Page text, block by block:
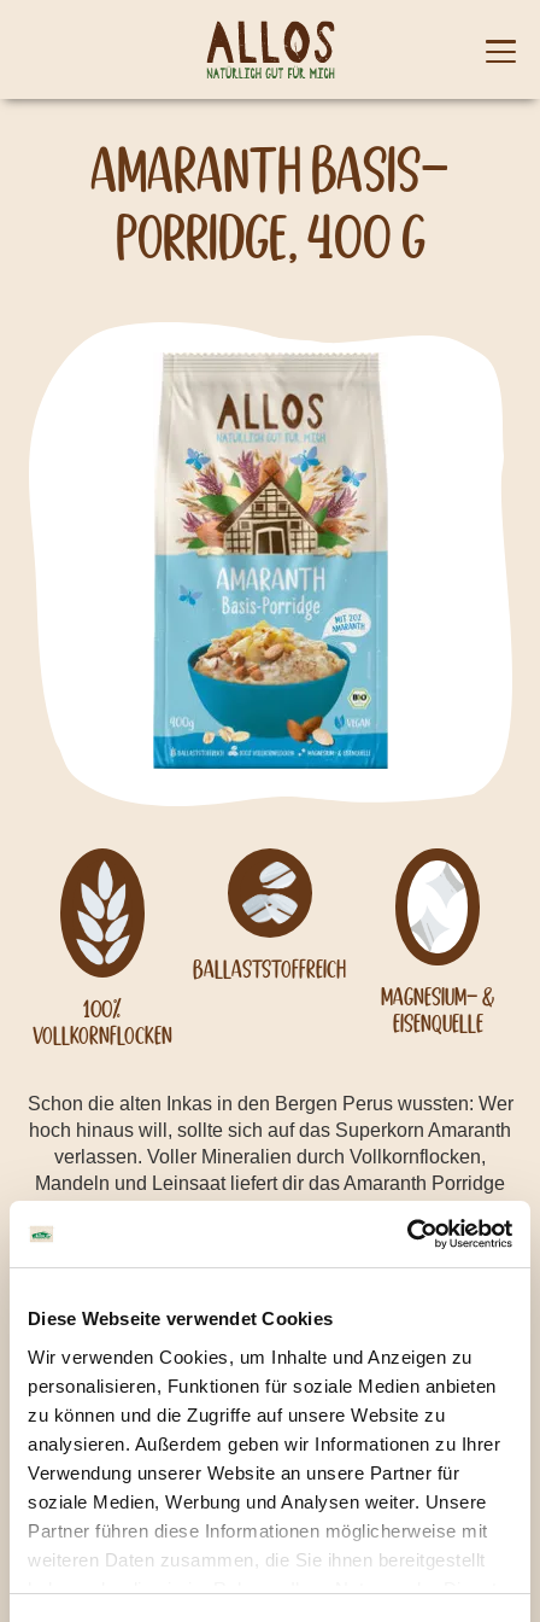
Diese Webseite verwendet Cookies
Wir verwenden Cookies, um Inhalte und Anzeigen zu
personalisieren, Funktionen für soziale Medien anbieten
zu können und die Zugriffe auf unsere Website zu
analysieren. Außerdem geben wir Informationen zu Ihrer
Verwendung unserer Website an unsere Partner für
soziale Medien, Werbung und Analysen weiter. Unsere
Partner führen diese Informationen möglicherweise mit
weiteren Daten zusammen, die Sie ihnen bereitgestellt
haben oder die sie im Rahmen Ihrer Nutzung der Dienste
Skip to content
menu
Amaranth Basis-
Porridge, 400 g
Schon die alten Inkas in den Bergen Perus wussten: Wer
hoch hinaus will, sollte sich auf das Superkorn Amaranth
verlassen. Voller Mineralien durch Vollkornflocken,
Mandeln und Leinsaat liefert dir das Amaranth Porridge
Vanille sorgt für den nötigen Pepp auf dem Weg nach
oben. So, dann mal ran an das Amaranth.
Zum Shop
100%
Vollkornflocken
Ballaststoffreich
Magnesium- &
Eisenquelle